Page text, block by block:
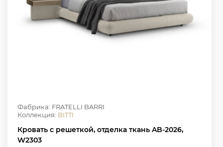
Фабрика: FRATELLI BARRI
Коллекция: BITTI
Кровать с решеткой, отделка ткань AB-2026,
W2303